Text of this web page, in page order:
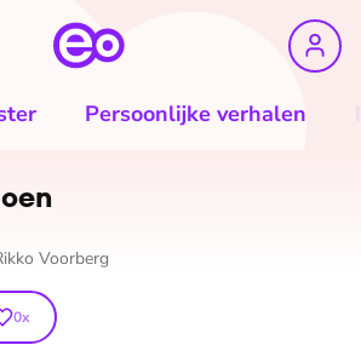
Persoonlijke verhalen
Voorberg
0x